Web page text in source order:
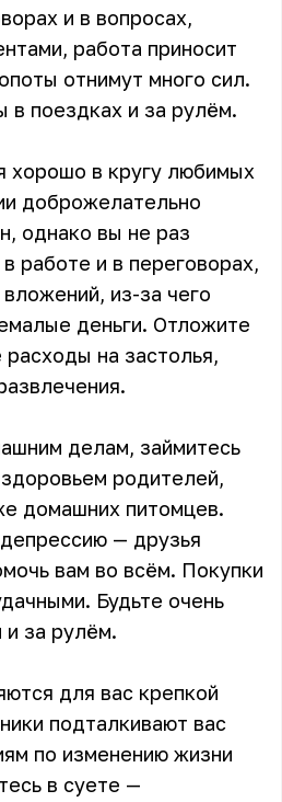
и в вопросах,
работа приносит
отнимут много сил.
в поездках и за рулём.
хорошо в кругу любимых
доброжелательно
однако вы не раз
работе и в переговорах,
из-за чего
деньги. Отложите
на застолья,
делам, займитесь
родителей,
домашних питомцев.
— друзья
вам во всём. Покупки
Будьте очень
и за рулём.
для вас крепкой
подталкивают вас
по изменению жизни
в суете —